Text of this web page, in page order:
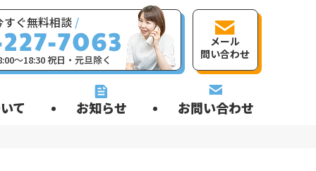
て お知らせ お問い合わせ
すぐ無料相談 /
〜18:30 祝日・元旦除く
メール
問い合わせ